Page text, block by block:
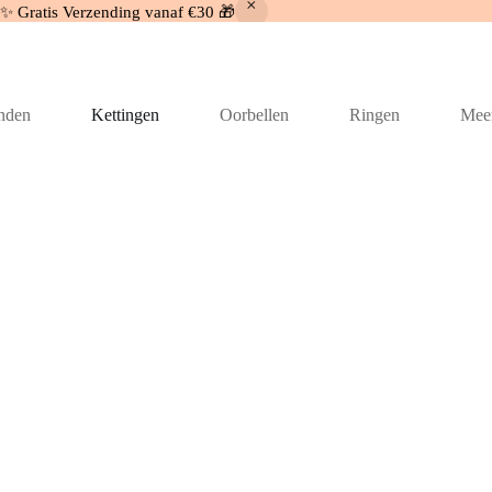
Gratis Verzending vanaf €30 🎁
Kettingen Oorbellen Ringen